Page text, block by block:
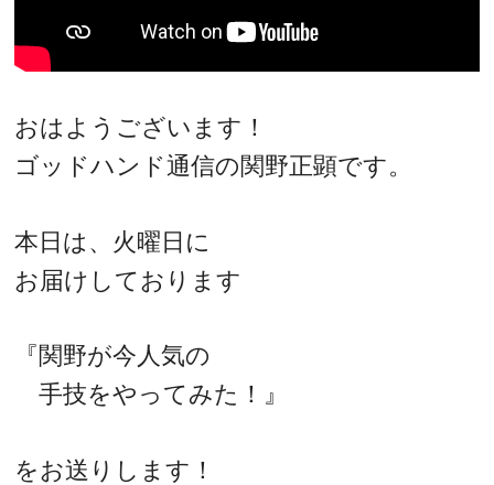
おはようございます！
ゴッドハンド通信の関野正顕です。
本日は、火曜日に
お届けしております
『関野が今人気の
手技をやってみた！』
をお送りします！